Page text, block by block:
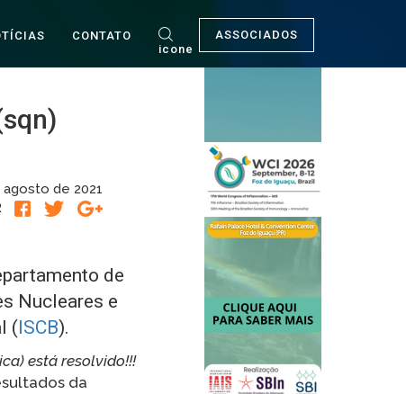
CONTATO
icone
ASSOCIADOS
agosto de 2021
de
Nucleares e
(ISCB).
está resolvido!!!
da